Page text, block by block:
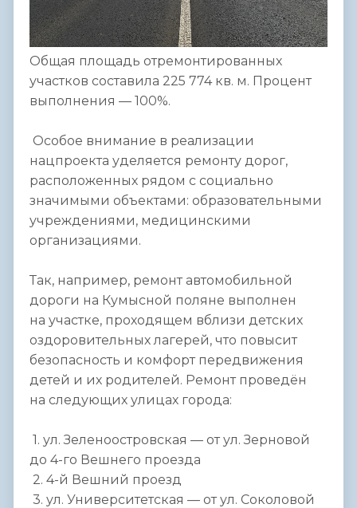
Общая площадь отремонтированных
участков составила 225 774 кв. м. Процент
выполнения — 100%.
Особое внимание в реализации
нацпроекта уделяется ремонту дорог,
расположенных рядом с социально
значимыми объектами: образовательными
учреждениями, медицинскими
организациями.
Так, например, ремонт автомобильной
дороги на Кумысной поляне выполнен
на участке, проходящем вблизи детских
оздоровительных лагерей, что повысит
безопасность и комфорт передвижения
детей и их родителей. Ремонт проведён
на следующих улицах города:
1. ул. Зеленоостровская — от ул. Зерновой
до 4-го Вешнего проезда
2. 4-й Вешний проезд
3. ул. Университетская — от ул. Соколовой